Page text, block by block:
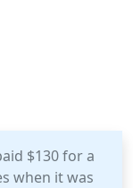
$130 for a
when it was